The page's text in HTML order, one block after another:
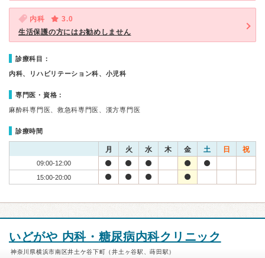
内科
3.0
生活保護の方にはお勧めしません
診療科目：
内科、リハビリテーション科、小児科
専門医・資格：
麻酔科専門医、救急科専門医、漢方専門医
診療時間
月 火 水 木 金 土 日 祝
09:00-12:00
15:00-20:00
いどがや 内科・糖尿病内科クリニック
神奈川県横浜市南区井土ケ谷下町（井土ヶ谷駅、蒔田駅）